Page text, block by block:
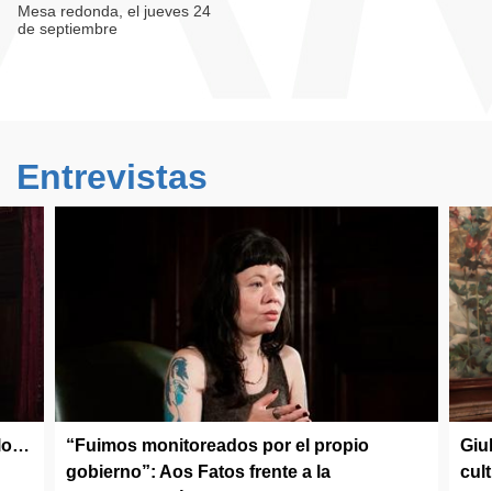
Mesa redonda, el jueves 24
de septiembre
Entrevistas
“Fuimos monitoreados por el propio
gobierno”: Aos Fatos frente a la